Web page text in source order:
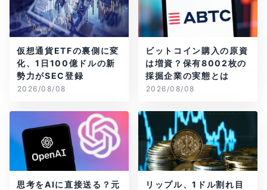
仮想通貨ETFの裏側に変
化、1日100億ドルの新
勢力がSEC登録
2026/08/08
ビットコイン購入の原資
は増資？保有8002枚の
採掘企業の実態とは
2026/08/08
思考をAIに直接送る？元
リップル、1ドル割れ目